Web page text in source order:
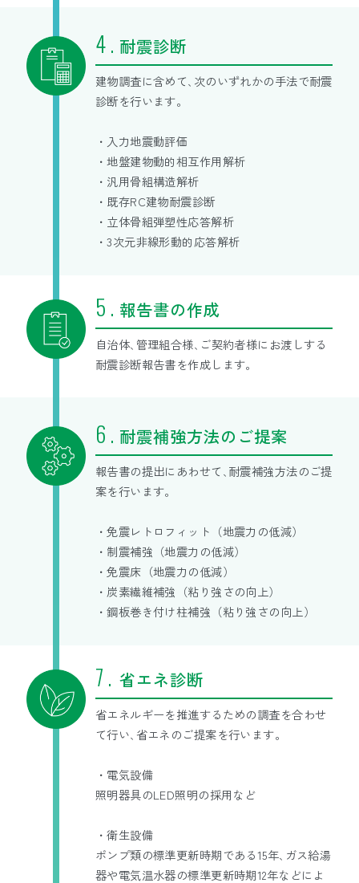
耐震診断
建物調査に含めて､次のいずれかの手法で耐震
診断を行います。
・入力地震動評価
・地盤建物動的相互作用解析
・汎用骨組構造解析
・既存RC建物耐震診断
・立体骨組弾塑性応答解析
・3次元非線形動的応答解析
報告書の作成
自治体､管理組合様､ご契約者様にお渡しする
耐震診断報告書を作成します。
耐震補強方法のご提案
報告書の提出にあわせて､耐震補強方法のご提
案を行います。
・免震レトロフィット（地震力の低減）
・制震補強（地震力の低減）
・免震床（地震力の低減）
・炭素繊維補強（粘り強さの向上）
・鋼板巻き付け柱補強（粘り強さの向上）
省エネ診断
省エネルギーを推進するための調査を合わせ
て行い､省エネのご提案を行います。
・電気設備
照明器具のLED照明の採用など
・衛生設備
ポンプ類の標準更新時期である15年､ガス給湯
器や電気温水器の標準更新時期12年などによ